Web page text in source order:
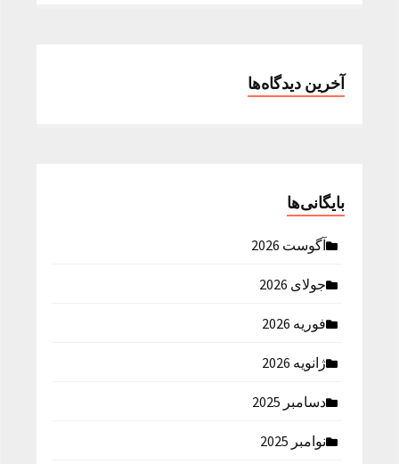
آخرین دیدگاه‌ها
بایگانی‌ها
آگوست 2026
جولای 2026
فوریه 2026
ژانویه 2026
دسامبر 2025
نوامبر 2025